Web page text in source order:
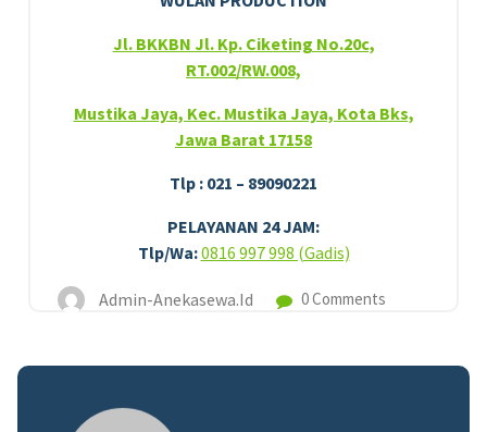
Jl. BKKBN Jl. Kp. Ciketing No.20c,
RT.002/RW.008,
Mustika Jaya, Kec. Mustika Jaya, Kota Bks,
Jawa Barat 17158
Tlp : 021 – 89090221
PELAYANAN 24 JAM:
Tlp/Wa:0816 997 998 (Gadis)
Admin-Anekasewa.id 0 Comments